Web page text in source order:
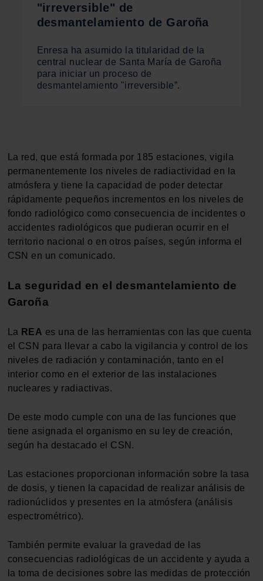
"irreversible" de
desmantelamiento de Garoña
Enresa ha asumido la titularidad de la
central nuclear de Santa María de Garoña
para iniciar un proceso de
desmantelamiento "irreversible”.
La red, que está formada por 185 estaciones, vigila
permanentemente los niveles de radiactividad en la
atmósfera y tiene la capacidad de poder detectar
rápidamente pequeños incrementos en los niveles de
fondo radiológico como consecuencia de incidentes o
accidentes radiológicos que pudieran ocurrir en el
territorio nacional o en otros países, según informa el
CSN en un comunicado.
La seguridad en el desmantelamiento de
Garoña
La REA es una de las herramientas con las que cuenta
el CSN para llevar a cabo la vigilancia y control de los
niveles de radiación y contaminación, tanto en el
interior como en el exterior de las instalaciones
nucleares y radiactivas.
De este modo cumple con una de las funciones que
tiene asignada el organismo en su ley de creación,
según ha destacado el CSN.
Las estaciones proporcionan información sobre la tasa
de dosis, y tienen la capacidad de realizar análisis de
radionúclidos y presentes en la atmósfera (análisis
espectrométrico).
También permite evaluar la gravedad de las
consecuencias radiológicas de un accidente y ayuda a
la toma de decisiones sobre las medidas de protección